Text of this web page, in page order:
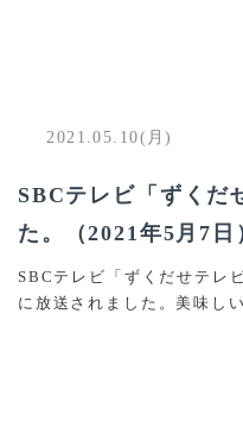
2021.05.10(月)
SBCテレビ「ずくだ
た。（2021年5月7日
SBCテレビ「ずくだせテレ
に放送されました。美味し